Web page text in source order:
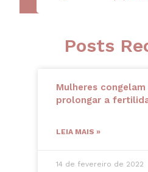
Posts
Mulheres
prolongar a
LEIA MAIS »
14 de fevereiro de 2022